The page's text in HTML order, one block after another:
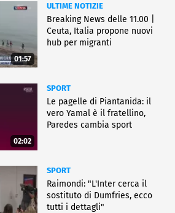
01:57
ULTIME NOTIZIE
Breaking News delle 11.00 |
Ceuta, Italia propone nuovi
hub per migranti
02:02
SPORT
Le pagelle di Piantanida: il
vero Yamal è il fratellino,
Paredes cambia sport
SPORT
Raimondi: "L'Inter cerca il
sostituto di Dumfries, ecco
tutti i dettagli"